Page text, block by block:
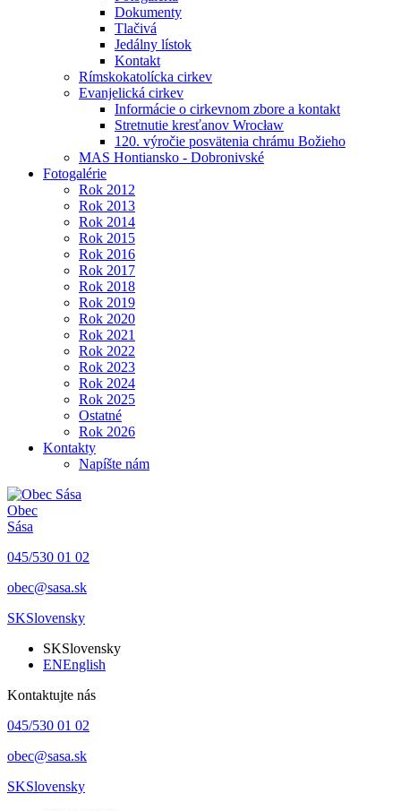
Dokumenty
Tlačivá
Jedálny lístok
Kontakt
Rímskokatolícka cirkev
Evanjelická cirkev
Informácie o cirkevnom zbore a kontakt
Stretnutie kresťanov Wrocław
120. výročie posvätenia chrámu Božieho
MAS Hontiansko - Dobronivské
Fotogalérie
Rok 2012
Rok 2013
Rok 2014
Rok 2015
Rok 2016
Rok 2017
Rok 2018
Rok 2019
Rok 2020
Rok 2021
Rok 2022
Rok 2023
Rok 2024
Rok 2025
Ostatné
Rok 2026
Kontakty
Napíšte nám
Obec
Sása
045/530 01 02
obec@sasa.sk
SKSlovensky
SKSlovensky
ENEnglish
Kontaktujte nás
045/530 01 02
obec@sasa.sk
SKSlovensky